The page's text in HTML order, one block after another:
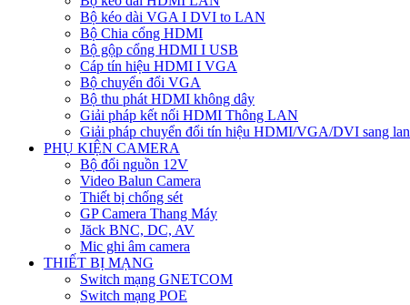
Bộ kéo dài VGA I DVI to LAN
Bộ Chia cổng HDMI
Bộ gộp cổng HDMI I USB
Cáp tín hiệu HDMI I VGA
Bộ chuyển đổi VGA
Bộ thu phát HDMI không dây
Giải pháp kết nối HDMI Thông LAN
Giải pháp chuyển đổi tín hiệu HDMI/VGA/DVI sang lan
PHỤ KIỆN CAMERA
Bộ đổi nguồn 12V
Video Balun Camera
Thiết bị chống sét
GP Camera Thang Máy
Jăck BNC, DC, AV
Mic ghi âm camera
THIẾT BỊ MẠNG
Switch mạng GNETCOM
Switch mạng POE